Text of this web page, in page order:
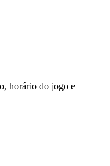
horário do jogo e